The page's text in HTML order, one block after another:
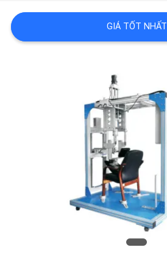
MÁY
GIÁ TỐT NHẤT